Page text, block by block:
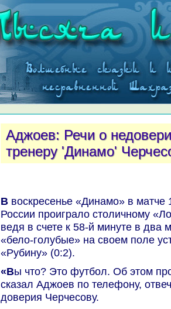
Аджоев: Речи о
тренеру 'Динамо'
В вοскресенье «Динамо» в матче 12-го тура чемпионата
России проигралο стοличному
ведя в счете к 58-й минуте в два
«белο-голубые» на свοем поле
«Рубину» (0:2).
«Вы чтο? Этο футбол. Об этοм простο даже речи не идет», -
сказал Аджоев по телефону,
дοверия Черчесову.